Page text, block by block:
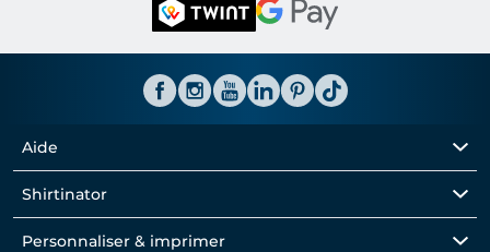
Aide
Shirtinator
Personnaliser & imprimer